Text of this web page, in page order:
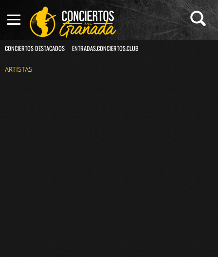
CONCIERTOS DESTACADOS ENTRADAS.CONCIERTOS.CLUB
ARTISTAS